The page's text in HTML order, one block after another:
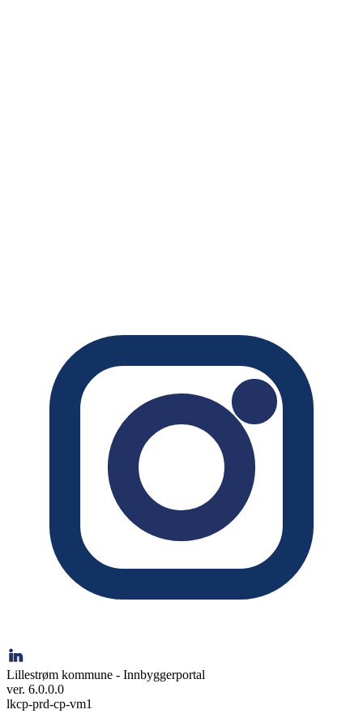
Lillestrøm kommune - Innbyggerportal
ver. 6.0.0.0
lkcp-prd-cp-vm1